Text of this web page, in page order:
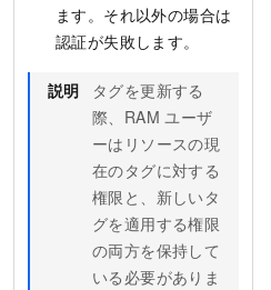
ます。それ以外の場合は
認証が失敗します。
説明
タグを更新する
際、RAM ユーザ
ーはリソースの現
在のタグに対する
権限と、新しいタ
グを適用する権限
の両方を保持して
いる必要がありま